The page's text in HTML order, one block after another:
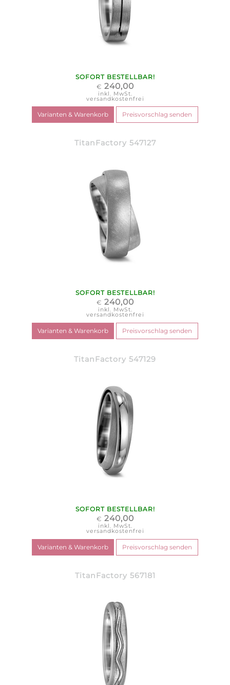
SOFORT BESTELLBAR!
€ 240,00
inkl. MwSt.
versandkostenfrei
TitanFactory 547127
SOFORT BESTELLBAR!
€ 240,00
inkl. MwSt.
versandkostenfrei
TitanFactory 547129
SOFORT BESTELLBAR!
€ 240,00
inkl. MwSt.
versandkostenfrei
TitanFactory 567181